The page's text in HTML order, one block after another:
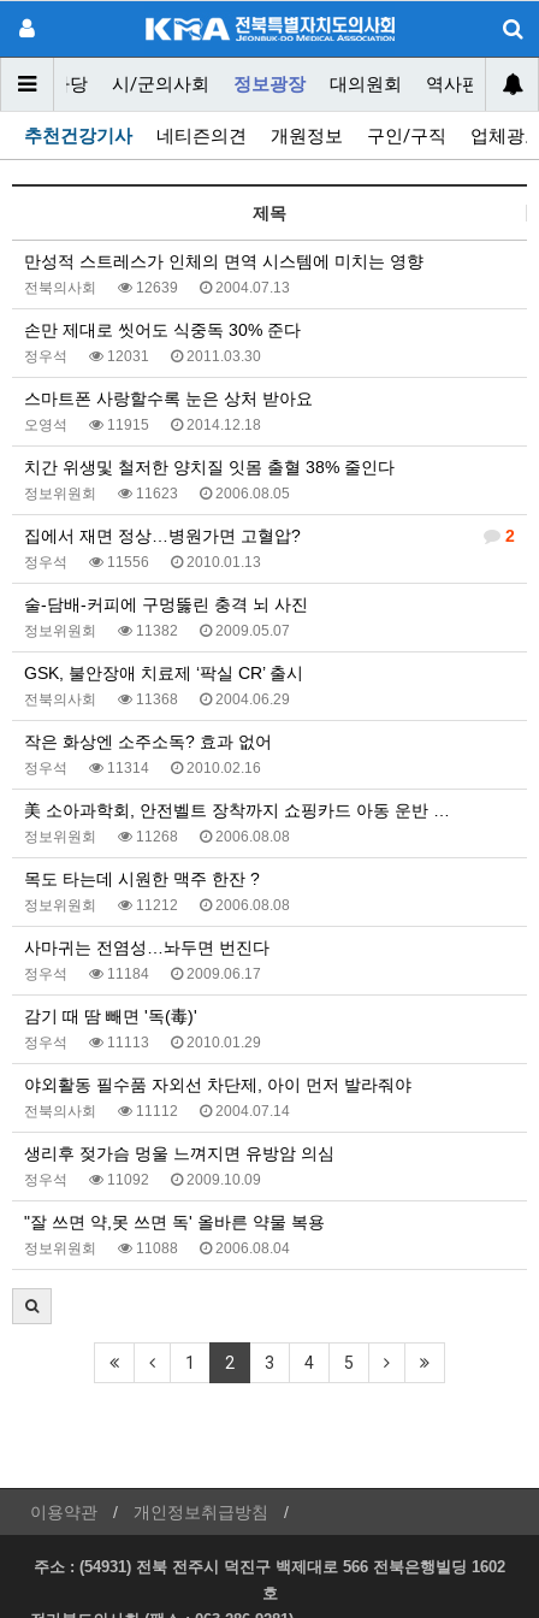
닥터마당 시/군의사회 정보광장 대의원회 역사편찬위원
추천건강기사 네티즌의견 개원정보 구인/구직 업체광
제목
만성적 스트레스가 인체의 면역 시스템에 미치는 영향
전북의사회 12639 2004.07.13
손만 제대로 씻어도 식중독 30% 준다
정우석 12031 2011.03.30
스마트폰 사랑할수록 눈은 상처 받아요
오영석 11915 2014.12.18
치간 위생및 철저한 양치질 잇몸 출혈 38% 줄인다
정보위원회 11623 2006.08.05
2
집에서 재면 정상…병원가면 고혈압?
정우석 11556 2010.01.13
술-담배-커피에 구멍뚫린 충격 뇌 사진
정보위원회 11382 2009.05.07
GSK, 불안장애 치료제 ‘팍실 CR’ 출시
전북의사회 11368 2004.06.29
작은 화상엔 소주소독? 효과 없어
정우석 11314 2010.02.16
美 소아과학회, 안전벨트 장착까지 쇼핑카드 아동 운반 …
정보위원회 11268 2006.08.08
목도 타는데 시원한 맥주 한잔 ?
정보위원회 11212 2006.08.08
사마귀는 전염성…놔두면 번진다
정우석 11184 2009.06.17
감기 때 땀 빼면 '독(毒)'
정우석 11113 2010.01.29
야외활동 필수품 자외선 차단제, 아이 먼저 발라줘야
전북의사회 11112 2004.07.14
생리후 젖가슴 멍울 느껴지면 유방암 의심
정우석 11092 2009.10.09
"잘 쓰면 약,못 쓰면 독' 올바른 약물 복용
정보위원회 11088 2006.08.04
1 2 3 4 5
이용약관 개인정보취급방침
주소 : (54931) 전북 전주시 덕진구 백제대로 566 전북은행빌딩 1602
호